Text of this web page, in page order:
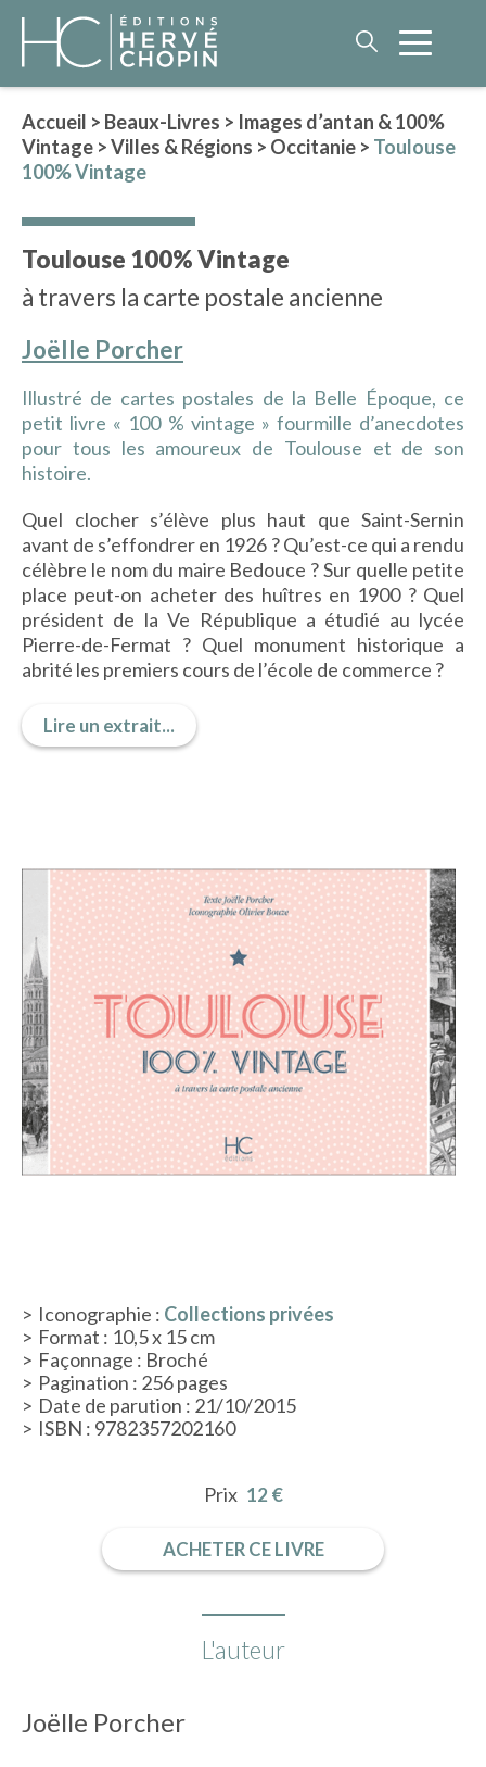
NOS AUTEURS
ROMAN HISTORIQUE
POLAR
IMAGINAIRE
LITTÉRATURE GÉNÉRALE
IMAGES D’ANTAN & 100% VINTAGE
HISTOIRE & PATRIMOINE
ART & CULTURE
JEUNESSE
ART & CULTURE
IMAGES D’ANTAN
LITTÉRATURE
HORS COLLECTION
ACTUALITÉS
LA MAISON
Accueil > Beaux-Livres > Images d’antan & 100%
Vintage >Villes & Régions > Occitanie > Toulouse
100% Vintage
Toulouse 100% Vintage
à travers la carte postale ancienne
Joëlle Porcher
Illustré de cartes postales de la Belle Époque, ce
petit livre « 100 % vintage » fourmille d’anecdotes
pour tous les amoureux de Toulouse et de son
histoire.
Quel clocher s’élève plus haut que Saint-Sernin
avant de s’effondreren 1926 ?Qu’est-ce qui a rendu
célèbre le nom du maire Bedouce ? Sur quelle petite
place peut-on acheter des huîtres en 1900 ? Quel
président de la Ve République a étudié au lycée
Pierre-de-Fermat ? Quel monument historique a
abrité les premiers cours de l’école de commerce ?
Lire un extrait...
Iconographie : Collections privées
Format : 10,5 x 15 cm
Façonnage : Broché
Pagination : 256 pages
Date de parution : 21/10/2015
ISBN : 9782357202160
Prix 12 €
ACHETER CE LIVRE
L'auteur
Joëlle Porcher